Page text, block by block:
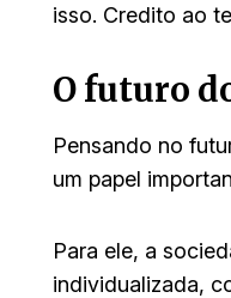
isso. Credito ao
O futuro
Pensando no
um papel
Para ele, a
individualizada,